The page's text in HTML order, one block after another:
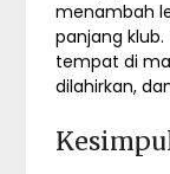
menambah
panjang
tempat di
dilahirkan,